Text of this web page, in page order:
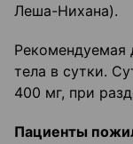
Леша-Нихана).
Рекомендуемая
тела в сутки.
400 мг, при
Пациенты